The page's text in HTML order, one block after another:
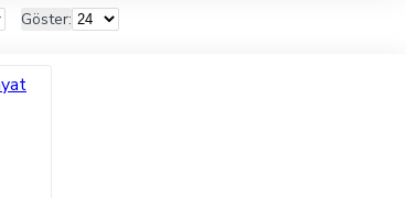
Göster: